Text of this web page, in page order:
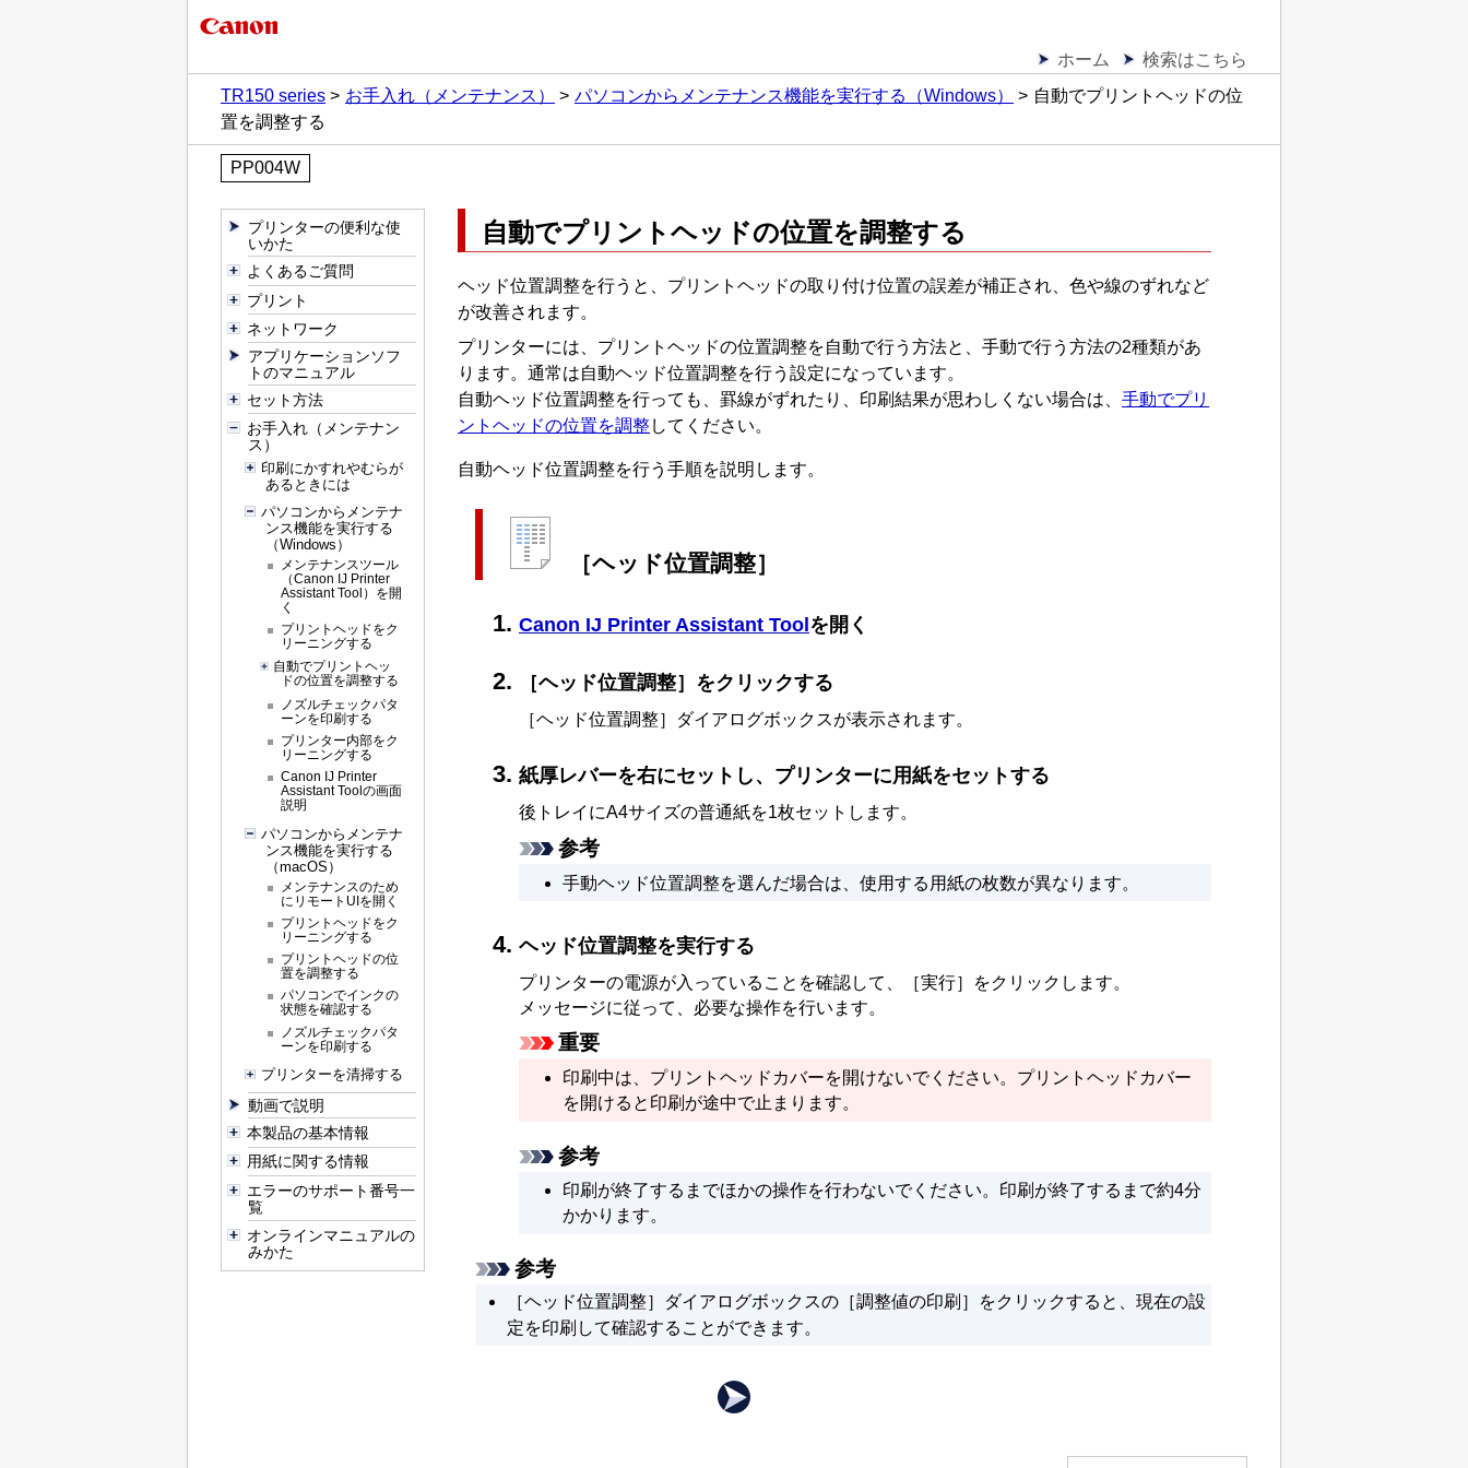
ホーム
検索はこちら
TR150 series
お手入れ（メンテナンス） パソコンからメンテナンス機能を実行する（Windows）
自動でプリントヘッドの位
置を調整する
PP004W
プリンターの便利な使
いかた
よくあるご質問
プリント
ネットワーク
アプリケーションソフ
トのマニュアル
セット方法
お手入れ（メンテナン
ス）
印刷にかすれやむらが
あるときには
パソコンからメンテナ
ンス機能を実行する
（Windows）
メンテナンスツール
（Canon IJ Printer
Assistant Tool）を開
く
プリントヘッドをク
リーニングする
自動でプリントヘッ
ドの位置を調整する
ノズルチェックパタ
ーンを印刷する
プリンター内部をク
リーニングする
Canon IJ Printer
Assistant Toolの画面
説明
パソコンからメンテナ
ンス機能を実行する
（macOS）
メンテナンスのため
にリモートUIを開く
プリントヘッドをク
リーニングする
プリントヘッドの位
置を調整する
パソコンでインクの
状態を確認する
ノズルチェックパタ
ーンを印刷する
プリンターを清掃する
動画で説明
本製品の基本情報
用紙に関する情報
エラーのサポート番号一
覧
オンラインマニュアルの
みかた
自動でプリントヘッドの位置を調整する
ヘッド位置調整を行うと、 プリントヘッドの取り付け位置の誤差が補正され、色や線のずれなど
が改善されます。
プリンターには、 プリントヘッドの位置調整を自動で行う方法と、手動で行う方法の2種類があ
ります。 通常は自動ヘッド位置調整を行う設定になっています。
自動ヘッド位置調整を行っても、罫線がずれたり、印刷結果が思わしくない場合は、 手動でプリ
ントヘッドの位置を調整してください。
自動ヘッド位置調整を行う手順を説明します。
［ヘッド位置調整］
Canon IJ Printer Assistant Toolを開く
［ヘッド位置調整］ をクリックする
［ヘッド位置調整］ ダイアログボックスが表示されます。
紙厚レバーを右にセットし、プリンターに用紙をセットする
後トレイ にA4サイズの普通紙を1枚セットします。
参考
手動ヘッド位置調整を選んだ場合は、使用する用紙の枚数が異なります。
ヘッド位置調整を実行する
プリンターの電源が入っていることを確認して、 ［実行］
をクリックします。
メッセージに従って、必要な操作を行います。
重要
印刷中は、 プリントヘッドカバーを開けないでください。 プリントヘッドカバー
を開けると印刷が途中で止まります。
参考
印刷が終了するまでほかの操作を行わないでください。 印刷が終了するまで約4分
かかります。
参考
［ヘッド位置調整］ ダイアログボックスの［調整値の印刷］
をクリックすると、現在の設
定を印刷して確認することができます。